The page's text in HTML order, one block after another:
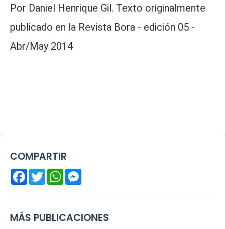
Por Daniel Henrique Gil. Texto originalmente
publicado en la Revista Bora - edición 05 -
Abr/May 2014
COMPARTIR
Facebook
TwitterWhatsApp
MÁS PUBLICACIONES